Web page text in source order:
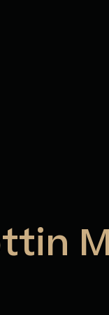
de